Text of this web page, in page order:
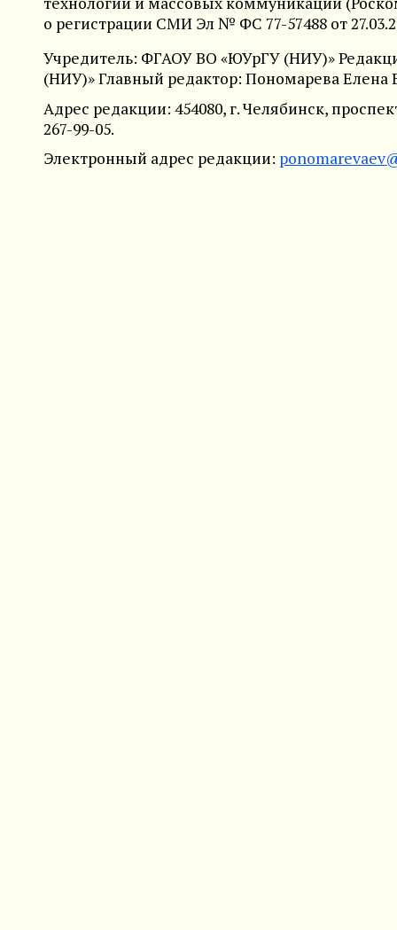
о регистрации СМИ Эл № ФС 77-57488 от
Учредитель: ФГАОУ ВО «ЮУрГУ (НИУ)»
(НИУ)»Главный редактор: Пономарева Елена
Адрес редакции: 454080, г. Челябинск,
267-99-05.
Электронный адрес редакции: